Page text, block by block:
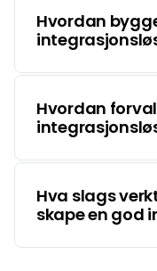
Hvordan
Hvordan
Hva slags
skape en god